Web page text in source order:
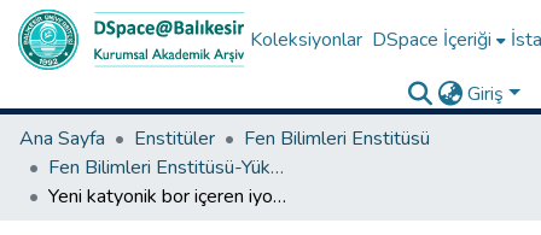
Koleksiyonlar DSpace İçeriği
Giriş
Ana Sayfa
Enstitüler
Fen Bilimleri Enstitüsü
Fen Bilimleri Enstitüsü-Yüksek Lisans Tezleri
Yeni katyonik bor içeren iyonik sıvıların sentezi